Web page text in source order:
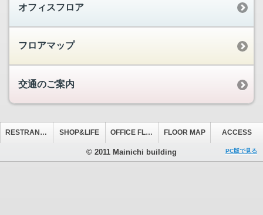
オフィスフロア
フロアマップ
交通のご案内
RESTRANT&CAFE SHOP&LIFE OFFICE FLOOR FLOOR MAP ACCESS
© 2011 Mainichi building PC版で見る